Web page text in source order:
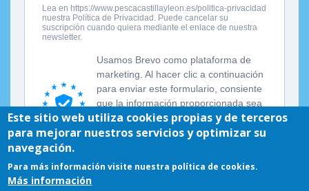
Este sitio web utiliza cookies propias y de terceros
para mejorar nuestros servicios y optimizar su
navegación.
Para más información visite nuestra política de cookies.
Más información